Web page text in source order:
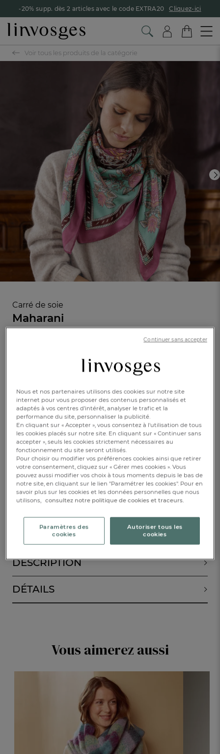
-20% supp. dès 2 articles avec le code EXTRA20 Cliquez-ici
FR DE
AT
BE
CH
Voir tous les produits de la catégorie
Carré de soie
Maharani
En savoir +
100x100cm
Disponible
CHF. 114.- -30% CHF. 79.80
AJOUTER AU PANIER
DESCRIPTION
DÉTAILS
Vous aimerez aussi
Nous et nos partenaires utilisons des cookies sur notre site
internet pour vous proposer des contenus personnalisés et
adaptés à vos centres d’intérêt, analyser le trafic et la
performance du site, personnaliser la publicité.
En cliquant sur « Accepter », vous consentez à l'utilisation de tous
les cookies placés sur notre site. En cliquant sur « Continuer sans
accepter », seuls les cookies strictement nécessaires au
fonctionnement du site seront utilisés.
Pour choisir ou modifier vos préférences cookies ainsi que retirer
votre consentement, cliquez sur « Gérer mes cookies ». Vous
pouvez aussi modifier vos choix à tous moments depuis le bas de
notre site, en cliquant sur le lien "Paramétrer les cookies". Pour en
savoir plus sur les cookies et les données personnelles que nous
utilisons, consultez notre politique de cookies et traceurs.
Paramètres des
cookies
Autoriser tous les
cookies
Continuer sans accepter